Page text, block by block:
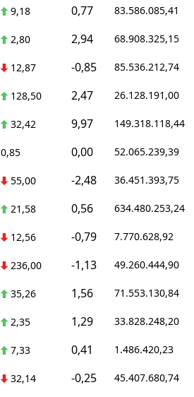
Edirne
Elazığ
Erzincan
9,18 0,77 83.586.085,41
2,80 2,94 68.908.325,15
12,87 -0,85 85.536.212,74
128,50 2,47 26.128.191,00
32,42 9,97 149.318.118,44
0,85 0,00 52.065.239,39
55,00 -2,48 36.451.393,75
21,58 0,56 634.480.253,24
12,56 -0,79 7.770.628,92
236,00 -1,13 49.260.444,90
35,26 1,56 71.553.130,84
2,35 1,29 33.828.248,20
7,33 0,41 1.486.420,23
32,14 -0,25 45.407.680,74